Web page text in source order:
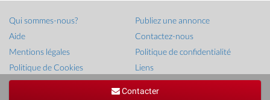
Contacter
Qui sommes-nous?
Publiez une annonce
Aide
Contactez-nous
Mentions légales
Politique de confidentialité
Politique de Cookies
Liens
French-Property.com(IFP Ltd.)